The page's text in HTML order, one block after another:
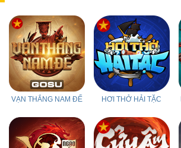
VẠN THẮNG NAM ĐẾ HƠI THỞ HẢI TẶC